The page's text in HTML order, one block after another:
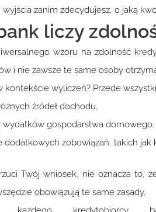
zanim zdecydujesz, o jaką
liczy
wzoru na zdolność
i nie zawsze te same osoby
kontekście wyliczeń? Przede
źródeł dochodu,
wydatków gospodarstwa domowego,
dodatkowych zobowiązań, takich
Twój wniosek, nie oznacza to,
obowiązują te same zasady.